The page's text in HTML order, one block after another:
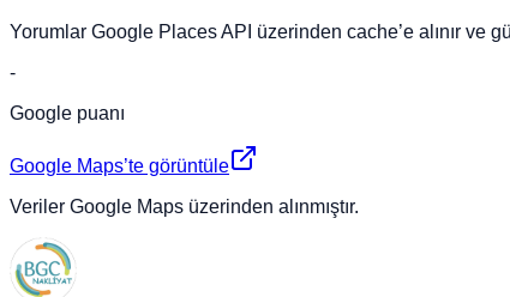
Yorumlar Google Places API üzerinden cache’e alınır ve
-
Google puanı
Google Maps’te görüntüle
Veriler Google Maps üzerinden alınmıştır.